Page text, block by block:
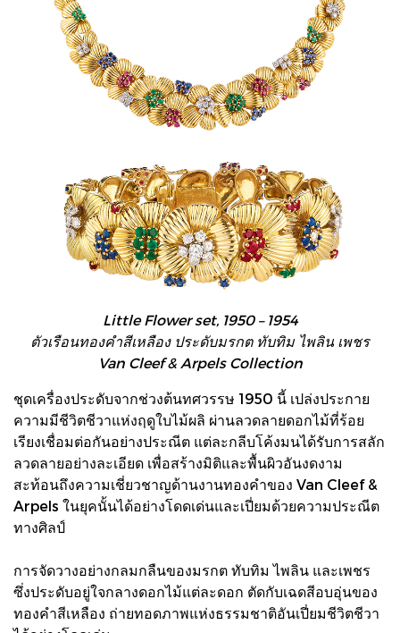
Little Flower set, 1950 – 1954
ตัวเรือนทองคำสีเหลือง ประดับมรกต ทับทิม ไพลิน เพชร
Van Cleef & Arpels Collection
ชุดเครื่องประดับจากช่วงต้นทศวรรษ 1950 นี้ เปล่งประกาย
ความมีชีวิตชีวาแห่งฤดูใบไม้ผลิ ผ่านลวดลายดอกไม้ที่ร้อย
เรียงเชื่อมต่อกันอย่างประณีต แต่ละกลีบโค้งมนได้รับการสลัก
ลวดลายอย่างละเอียด เพื่อสร้างมิติและพื้นผิวอันงดงาม
สะท้อนถึงความเชี่ยวชาญด้านงานทองคำของ Van Cleef &
Arpels ในยุคนั้นได้อย่างโดดเด่นและเปี่ยมด้วยความประณีต
ทางศิลป์
การจัดวางอย่างกลมกลืนของมรกต ทับทิม ไพลิน และเพชร
ซึ่งประดับอยู่ใจกลางดอกไม้แต่ละดอก ตัดกับเฉดสีอบอุ่นของ
ทองคำสีเหลือง ถ่ายทอดภาพแห่งธรรมชาติอันเปี่ยมชีวิตชีวา